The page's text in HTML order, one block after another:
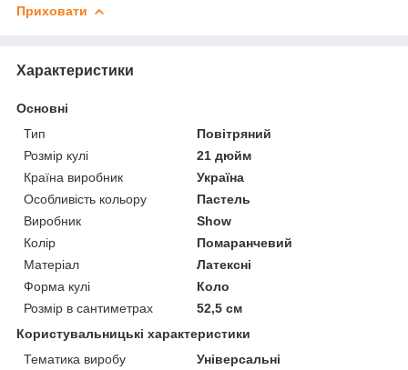
Приховати
Характеристики
Основні
Тип
Повітряний
Розмір кулі
21 дюйм
Країна виробник
Україна
Особливість кольору
Пастель
Виробник
Show
Колір
Помаранчевий
Матеріал
Латексні
Форма кулі
Коло
Розмір в сантиметрах
52,5 см
Користувальницькі характеристики
Тематика виробу
Універсальні